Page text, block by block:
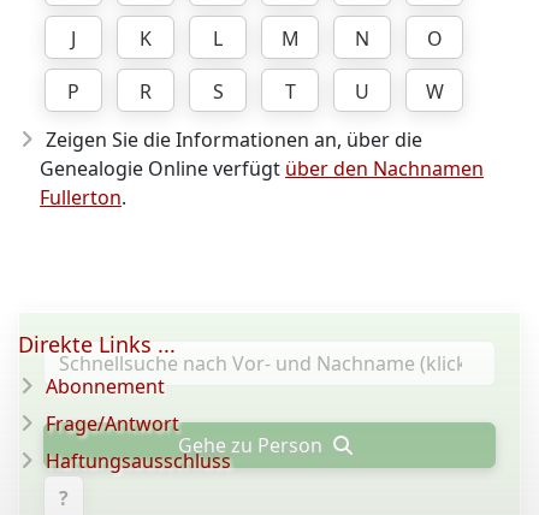
J
K L M N
O
P
R S T U
W
Zeigen Sie die Informationen an, über die
Genealogie Online verfügt über den Nachnamen
Fullerton.
Gehe zu Person
?
Direkte Links ...
Abonnement
Frage/Antwort
Haftungsausschluss